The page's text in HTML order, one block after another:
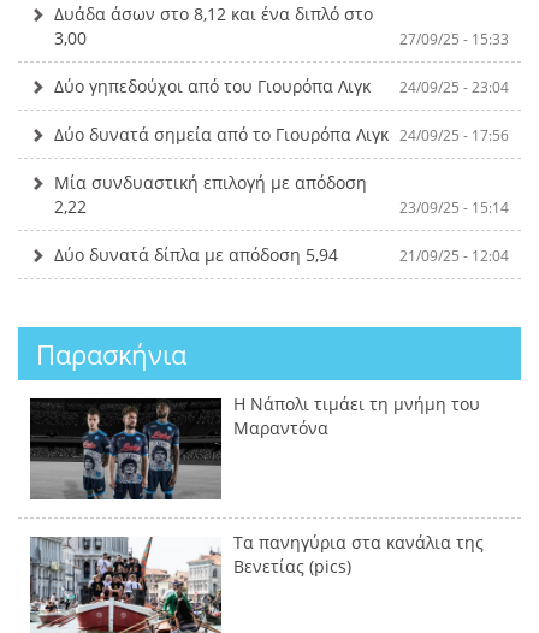
Δυάδα άσων στο 8,12 και ένα διπλό στο
3,00
27/09/25 - 15:33
Δύο γηπεδούχοι από του Γιουρόπα Λιγκ 24/09/25 - 23:04
Δύο δυνατά σημεία από το Γιουρόπα Λιγκ 24/09/25 - 17:56
Μία συνδυαστική επιλογή με απόδοση
2,22
23/09/25 - 15:14
Δύο δυνατά δίπλα με απόδοση 5,94 21/09/25 - 12:04
Παρασκήνια
Η Νάπολι τιμάει τη μνήμη του
Μαραντόνα
Τα πανηγύρια στα κανάλια της
Βενετίας (pics)